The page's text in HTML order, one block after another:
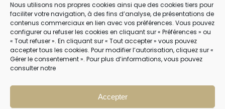
Nous utilisons nos propres cookies ainsi que des cookies tiers pour
faciliter votre navigation, à des fins d’analyse, de présentations de
contenus commerciaux en lien avec vos préférences. Vous pouvez
configurer ou refuser les cookies en cliquant sur « Préférences » ou
« Tout refuser ». En cliquant sur « Tout accepter » vous pouvez
accepter tous les cookies. Pour modifier l’autorisation, cliquez sur «
Gérer le consentement ». Pour plus d’informations, vous pouvez
consulter notre
Accepter
NOUS CONTACTER
04 22 54 75 02
NOTRE SERVICE CLIENT EST OUVERT DU LUNDI AU VENDREDI DE 9H À 12H